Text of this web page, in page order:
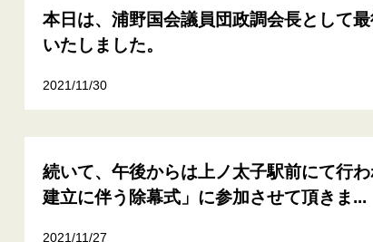
本日は、浦野国会議員団政調会長として
いたしました。
2021/11/30
続いて、午後からは上ノ太子駅前にて行
建立に伴う除幕式」に参加させて頂きま...
2021/11/27